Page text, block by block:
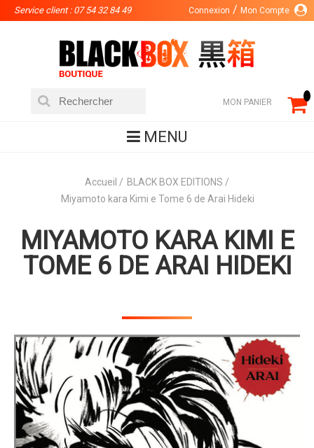
Service client : 07 54 32 84 49 Connexion Mon Compte
MON PANIER
MENU
Accueil
BLACK BOX EDITIONS
Miyamoto kara Kimi e Tome 6 de Arai Hideki
MIYAMOTO KARA KIMI E
TOME 6 DE ARAI HIDEKI